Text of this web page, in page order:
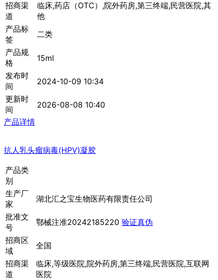
招商渠
道
临床,药店（OTC）,院外药房,第三终端,民营医院,其
他
产品标
签
二类
产品规
格
15ml
发布时
间
2024-10-09 10:34
更新时
间
2026-08-08 10:40
产品详情
抗人乳头瘤病毒(HPV)凝胶
产品类
别
生产厂
家
湖北汇之宝生物医药有限责任公司
批准文
号
鄂械注准20242185220 验证真伪
招商区
域
全国
招商渠
道
临床,等级医院,院外药房,第三终端,民营医院,互联网
医院